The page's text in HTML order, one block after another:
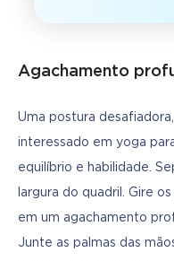
Agachamento
Uma postura
interessado em yoga
equilíbrio e habilidade.
largura do quadril. Gire
em um agachamento
Junte as palmas das